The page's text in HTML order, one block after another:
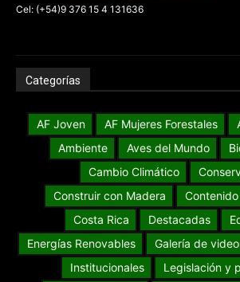
Cel: (+54)9 376 15 4 131636
Categorías
AF Joven AF Mujeres Forestales
Ambiente
Aves del Mundo
Cambio Climático
Construir con Madera
Costa Rica
Destacadas
Energías Renovables
Galería de
Institucionales
Legislación y